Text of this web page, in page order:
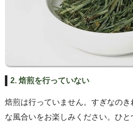
2. 焙煎を行っていない
焙煎は行っていません。すぎなの
な風合いをお楽しみください。ひ